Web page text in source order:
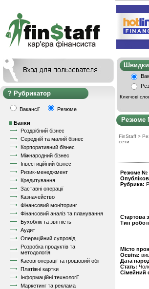
Рубрикатор
Вакансії Резюме
Банки
Роздрібний бізнес
Середній та малий бізнес
Корпоративний бізнес
Міжнародний бізнес
Інвестиційний бізнес
Ризик-менеджмент
Кредитування
Заставні операції
Казначейство
Фінансовий моніторинг
Фінансовий аналіз та планування
Бухоблік та звітність
Аудит
Операційний супровід
Розробка продуктів та
методологія
Касові операції та грошовий обіг
Платіжні картки
Інформаційні технології
Маркетинг та реклама
Ключові
Резюме
FinStaff >
сети
Резюме №
Рубрика:
Стартова
Тип
Місто
Освіта:
Дата
Стать:
Сімейний